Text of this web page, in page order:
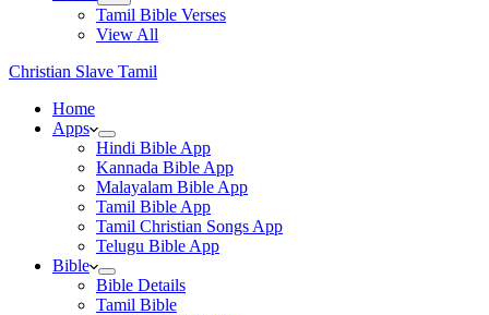
Tamil Bible Verses
View All
Christian Slave Tamil
Home
Apps
Hindi Bible App
Kannada Bible App
Malayalam Bible App
Tamil Bible App
Tamil Christian Songs App
Telugu Bible App
Bible
Bible Details
Tamil Bible